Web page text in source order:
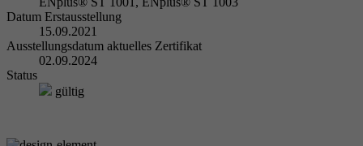
Datum Erstausstellung
15.09.2021
Ausstellungsdatum aktuelles Zertifikat
02.09.2024
Status
gültig